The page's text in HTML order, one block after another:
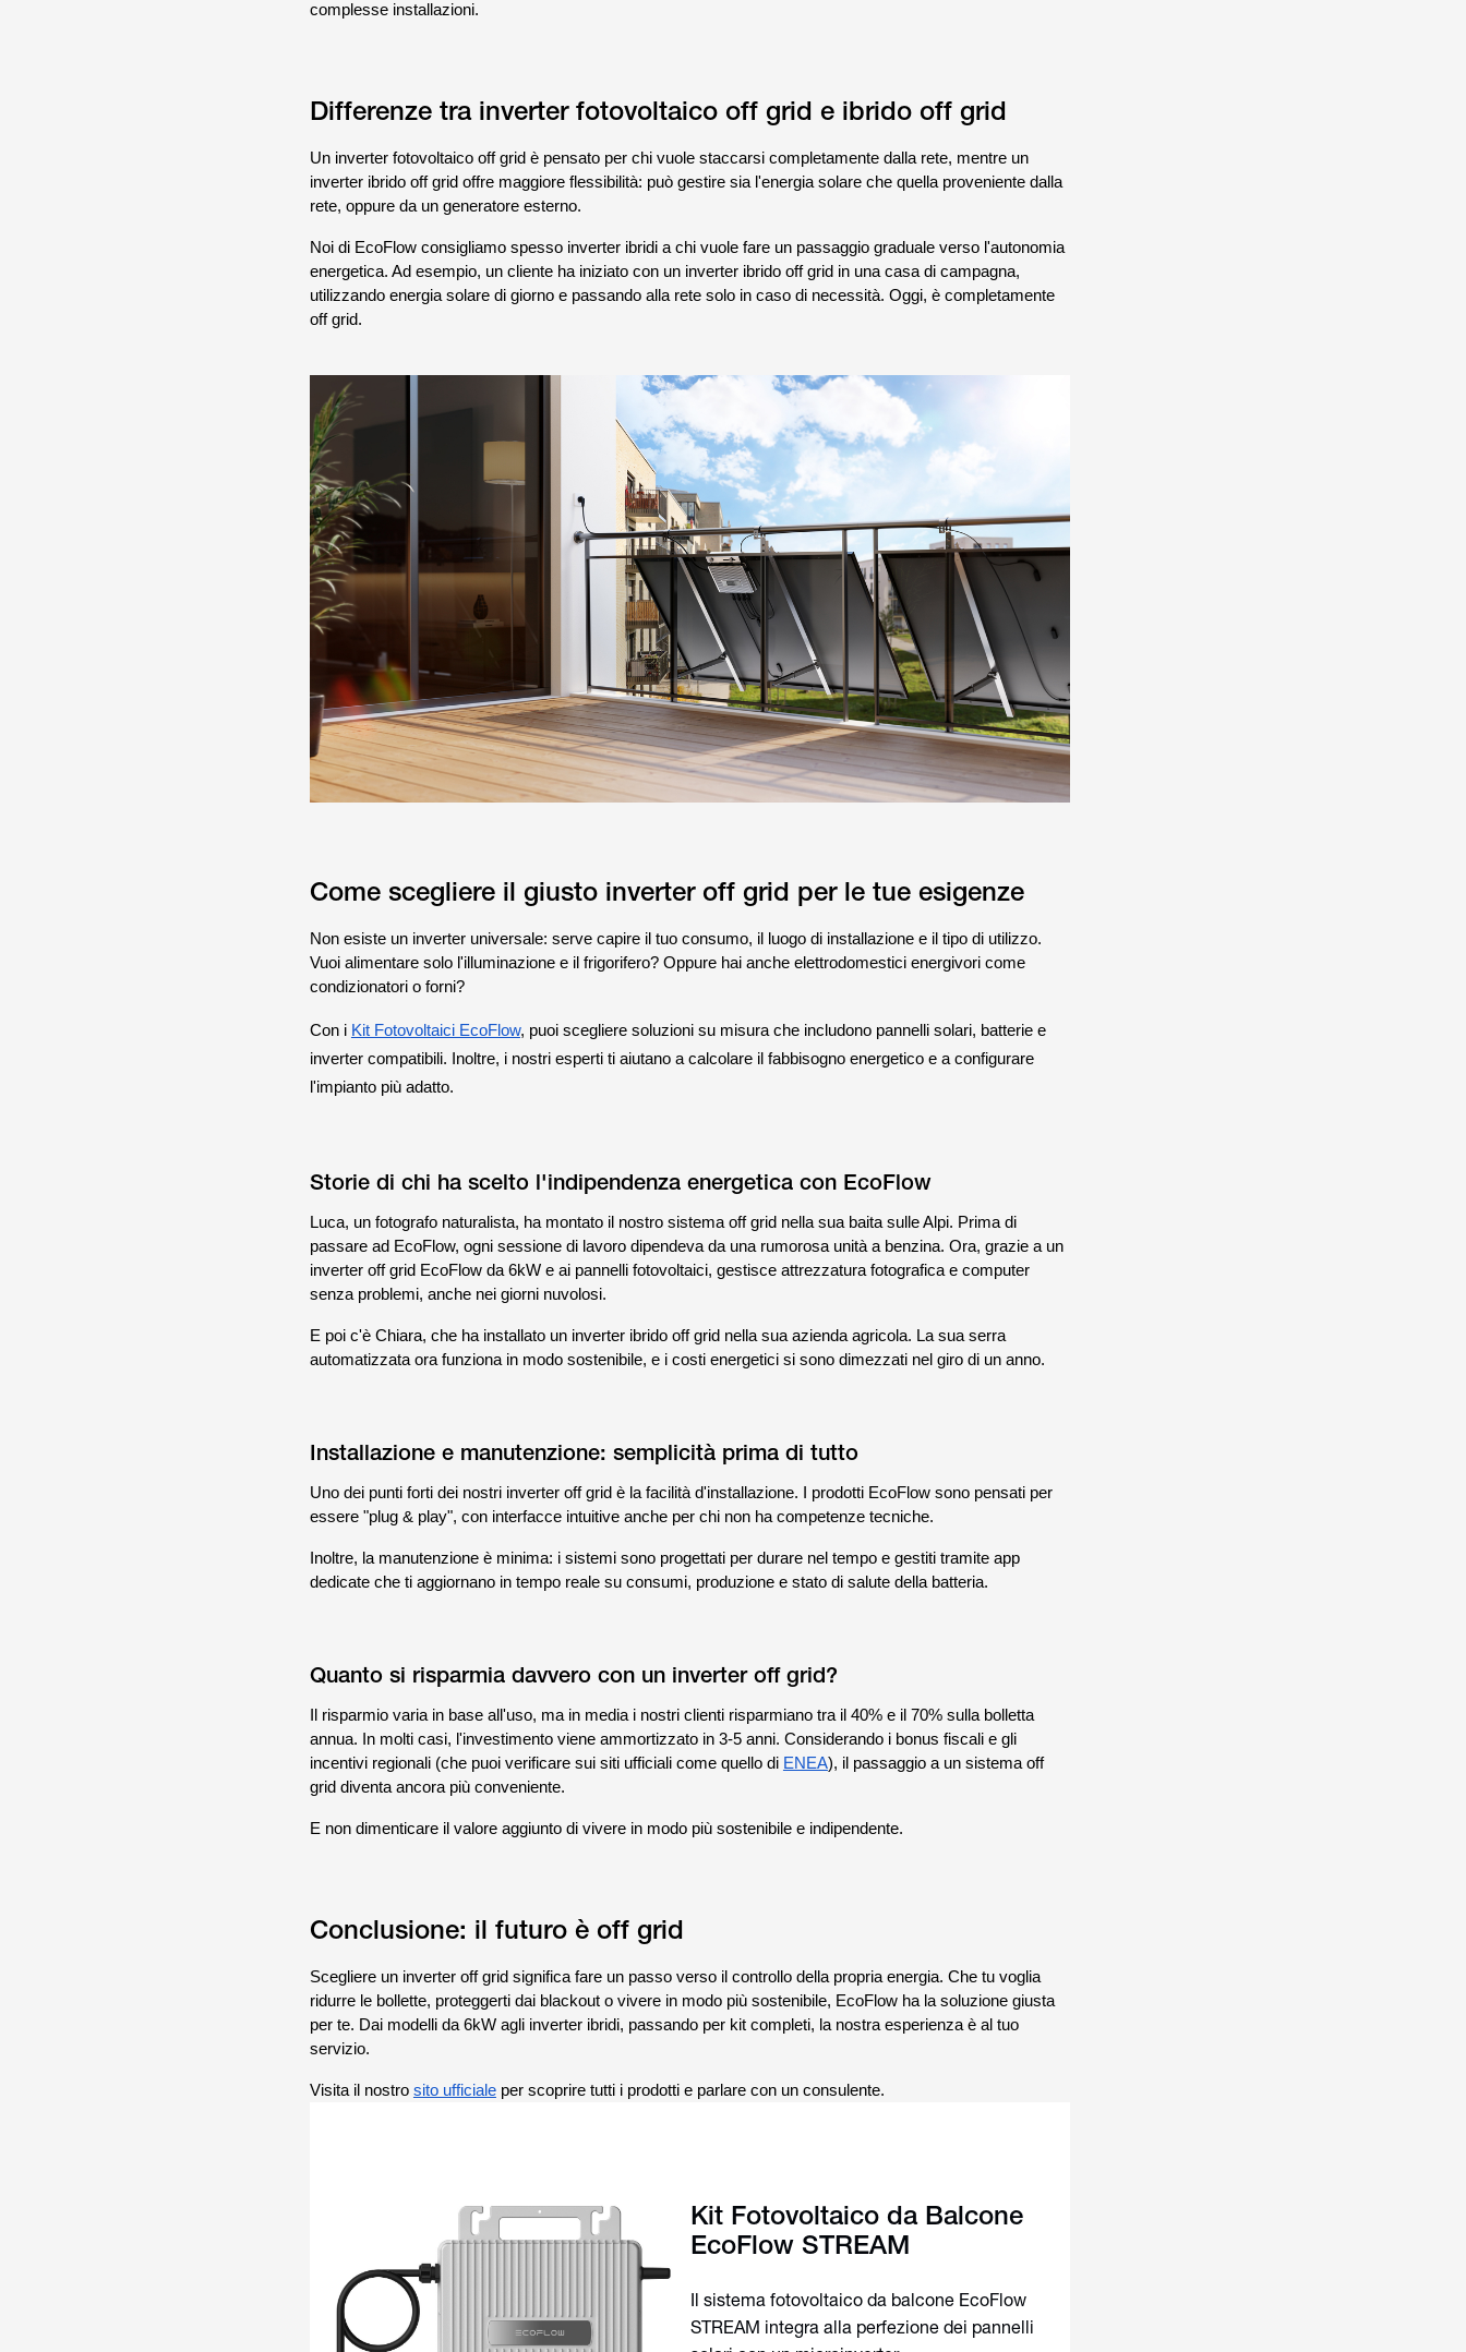
complesse installazioni.
Differenze tra inverter fotovoltaico off grid e ibrido off grid
Un inverter fotovoltaico off grid è pensato per chi vuole staccarsi completamente dalla rete, mentre un
inverter ibrido off grid offre maggiore flessibilità: può gestire sia l'energia solare che quella proveniente dalla
rete, oppure da un generatore esterno.
Noi di EcoFlow consigliamo spesso inverter ibridi a chi vuole fare un passaggio graduale verso l'autonomia
energetica. Ad esempio, un cliente ha iniziato con un inverter ibrido off grid in una casa di campagna,
utilizzando energia solare di giorno e passando alla rete solo in caso di necessità. Oggi, è completamente
off grid.
Come scegliere il giusto inverter off grid per le tue esigenze
Non esiste un inverter universale: serve capire il tuo consumo, il luogo di installazione e il tipo di utilizzo.
Vuoi alimentare solo l'illuminazione e il frigorifero? Oppure hai anche elettrodomestici energivori come
condizionatori o forni?
Con i Kit Fotovoltaici EcoFlow, puoi scegliere soluzioni su misura che includono pannelli solari, batterie e
inverter compatibili. Inoltre, i nostri esperti ti aiutano a calcolare il fabbisogno energetico e a configurare
l'impianto più adatto.
Storie di chi ha scelto l'indipendenza energetica con EcoFlow
Luca, un fotografo naturalista, ha montato il nostro sistema off grid nella sua baita sulle Alpi. Prima di
passare ad EcoFlow, ogni sessione di lavoro dipendeva da una rumorosa unità a benzina. Ora, grazie a un
inverter off grid EcoFlow da 6kW e ai pannelli fotovoltaici, gestisce attrezzatura fotografica e computer
senza problemi, anche nei giorni nuvolosi.
E poi c'è Chiara, che ha installato un inverter ibrido off grid nella sua azienda agricola. La sua serra
automatizzata ora funziona in modo sostenibile, e i costi energetici si sono dimezzati nel giro di un anno.
Installazione e manutenzione: semplicità prima di tutto
Uno dei punti forti dei nostri inverter off grid è la facilità d'installazione. I prodotti EcoFlow sono pensati per
essere "plug & play", con interfacce intuitive anche per chi non ha competenze tecniche.
Inoltre, la manutenzione è minima: i sistemi sono progettati per durare nel tempo e gestiti tramite app
dedicate che ti aggiornano in tempo reale su consumi, produzione e stato di salute della batteria.
Quanto si risparmia davvero con un inverter off grid?
Il risparmio varia in base all'uso, ma in media i nostri clienti risparmiano tra il 40% e il 70% sulla bolletta
annua. In molti casi, l'investimento viene ammortizzato in 3-5 anni. Considerando i bonus fiscali e gli
incentivi regionali (che puoi verificare sui siti ufficiali come quello di ENEA), il passaggio a un sistema off
grid diventa ancora più conveniente.
E non dimenticare il valore aggiunto di vivere in modo più sostenibile e indipendente.
Conclusione: il futuro è off grid
Scegliere un inverter off grid significa fare un passo verso il controllo della propria energia. Che tu voglia
ridurre le bollette, proteggerti dai blackout o vivere in modo più sostenibile, EcoFlow ha la soluzione giusta
per te. Dai modelli da 6kW agli inverter ibridi, passando per kit completi, la nostra esperienza è al tuo
servizio.
Visita il nostro sito ufficialeper scoprire tutti i prodotti e parlare con un consulente.
Kit Fotovoltaico da Balcone
EcoFlow STREAM
Il sistema fotovoltaico da balcone EcoFlow
STREAM integra alla perfezione dei pannelli